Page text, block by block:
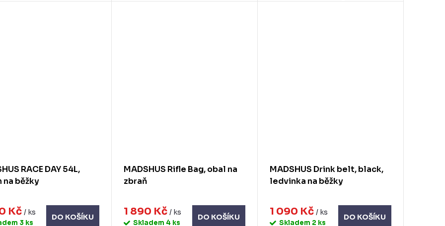
RACE DAY 54L,
na běžky
Kč/ ks
3 ks
DO KOŠÍKU
MADSHUS Rifle Bag, obal na
zbraň
1 890 Kč / ks
Skladem 4 ks
DO KOŠÍKU
MADSHUS Drink belt, black,
ledvinka na běžky
1 090 Kč / ks
Skladem 2 ks
DO KOŠÍKU